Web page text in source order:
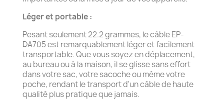
Léger et portable :
Pesant seulement 22.2 grammes, le câble EP-
DA705 est remarquablement léger et facilement
transportable. Que vous soyez en déplacement,
au bureau ou à la maison, il se glisse sans effort
dans votre sac, votre sacoche ou même votre
poche, rendant le transport d'un câble de haute
qualité plus pratique que jamais.